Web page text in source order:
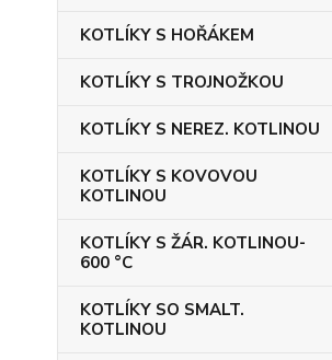
KOTLÍKY S HOŘÁKEM
KOTLÍKY S TROJNOŽKOU
KOTLÍKY S NEREZ. KOTLINOU
KOTLÍKY S KOVOVOU
KOTLINOU
KOTLÍKY S ŽÁR. KOTLINOU-
600 °C
KOTLÍKY SO SMALT.
KOTLINOU